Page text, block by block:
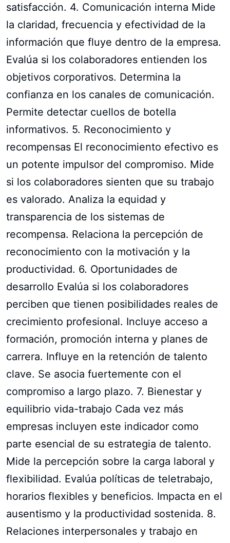
satisfacción. 4. Comunicación interna Mide
la claridad, frecuencia y efectividad de la
información que fluye dentro de la empresa.
Evalúa si los colaboradores entienden los
objetivos corporativos. Determina la
confianza en los canales de comunicación.
Permite detectar cuellos de botella
informativos. 5. Reconocimiento y
recompensas El reconocimiento efectivo es
un potente impulsor del compromiso. Mide
si los colaboradores sienten que su trabajo
es valorado. Analiza la equidad y
transparencia de los sistemas de
recompensa. Relaciona la percepción de
reconocimiento con la motivación y la
productividad. 6. Oportunidades de
desarrollo Evalúa si los colaboradores
perciben que tienen posibilidades reales de
crecimiento profesional. Incluye acceso a
formación, promoción interna y planes de
carrera. Influye en la retención de talento
clave. Se asocia fuertemente con el
compromiso a largo plazo. 7. Bienestar y
equilibrio vida-trabajo Cada vez más
empresas incluyen este indicador como
parte esencial de su estrategia de talento.
Mide la percepción sobre la carga laboral y
flexibilidad. Evalúa políticas de teletrabajo,
horarios flexibles y beneficios. Impacta en el
ausentismo y la productividad sostenida. 8.
Relaciones interpersonales y trabajo en